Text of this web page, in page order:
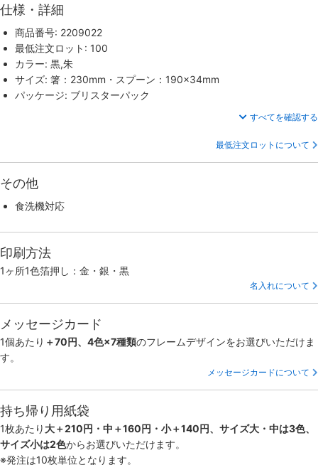
仕様・詳細
商品番号: 2209022
最低注文ロット: 100
カラー: 黒,朱
サイズ: 箸：230mm・スプーン：190×34mm
パッケージ: ブリスターパック
すべてを確認する
最低注文ロットについて
その他
食洗機対応
印刷方法
1ヶ所1色箔押し：金・銀・黒
名入れについて
メッセージカード
1個あたり ＋70円、4色×7種類のフレームデザインをお選びいただけま
す。
メッセージカードについて
持ち帰り用紙袋
1枚あたり 大＋210円・中＋160円・小＋140円、サイズ大・中は3色、
サイズ小は2色からお選びいただけます。
※発注は10枚単位となります。